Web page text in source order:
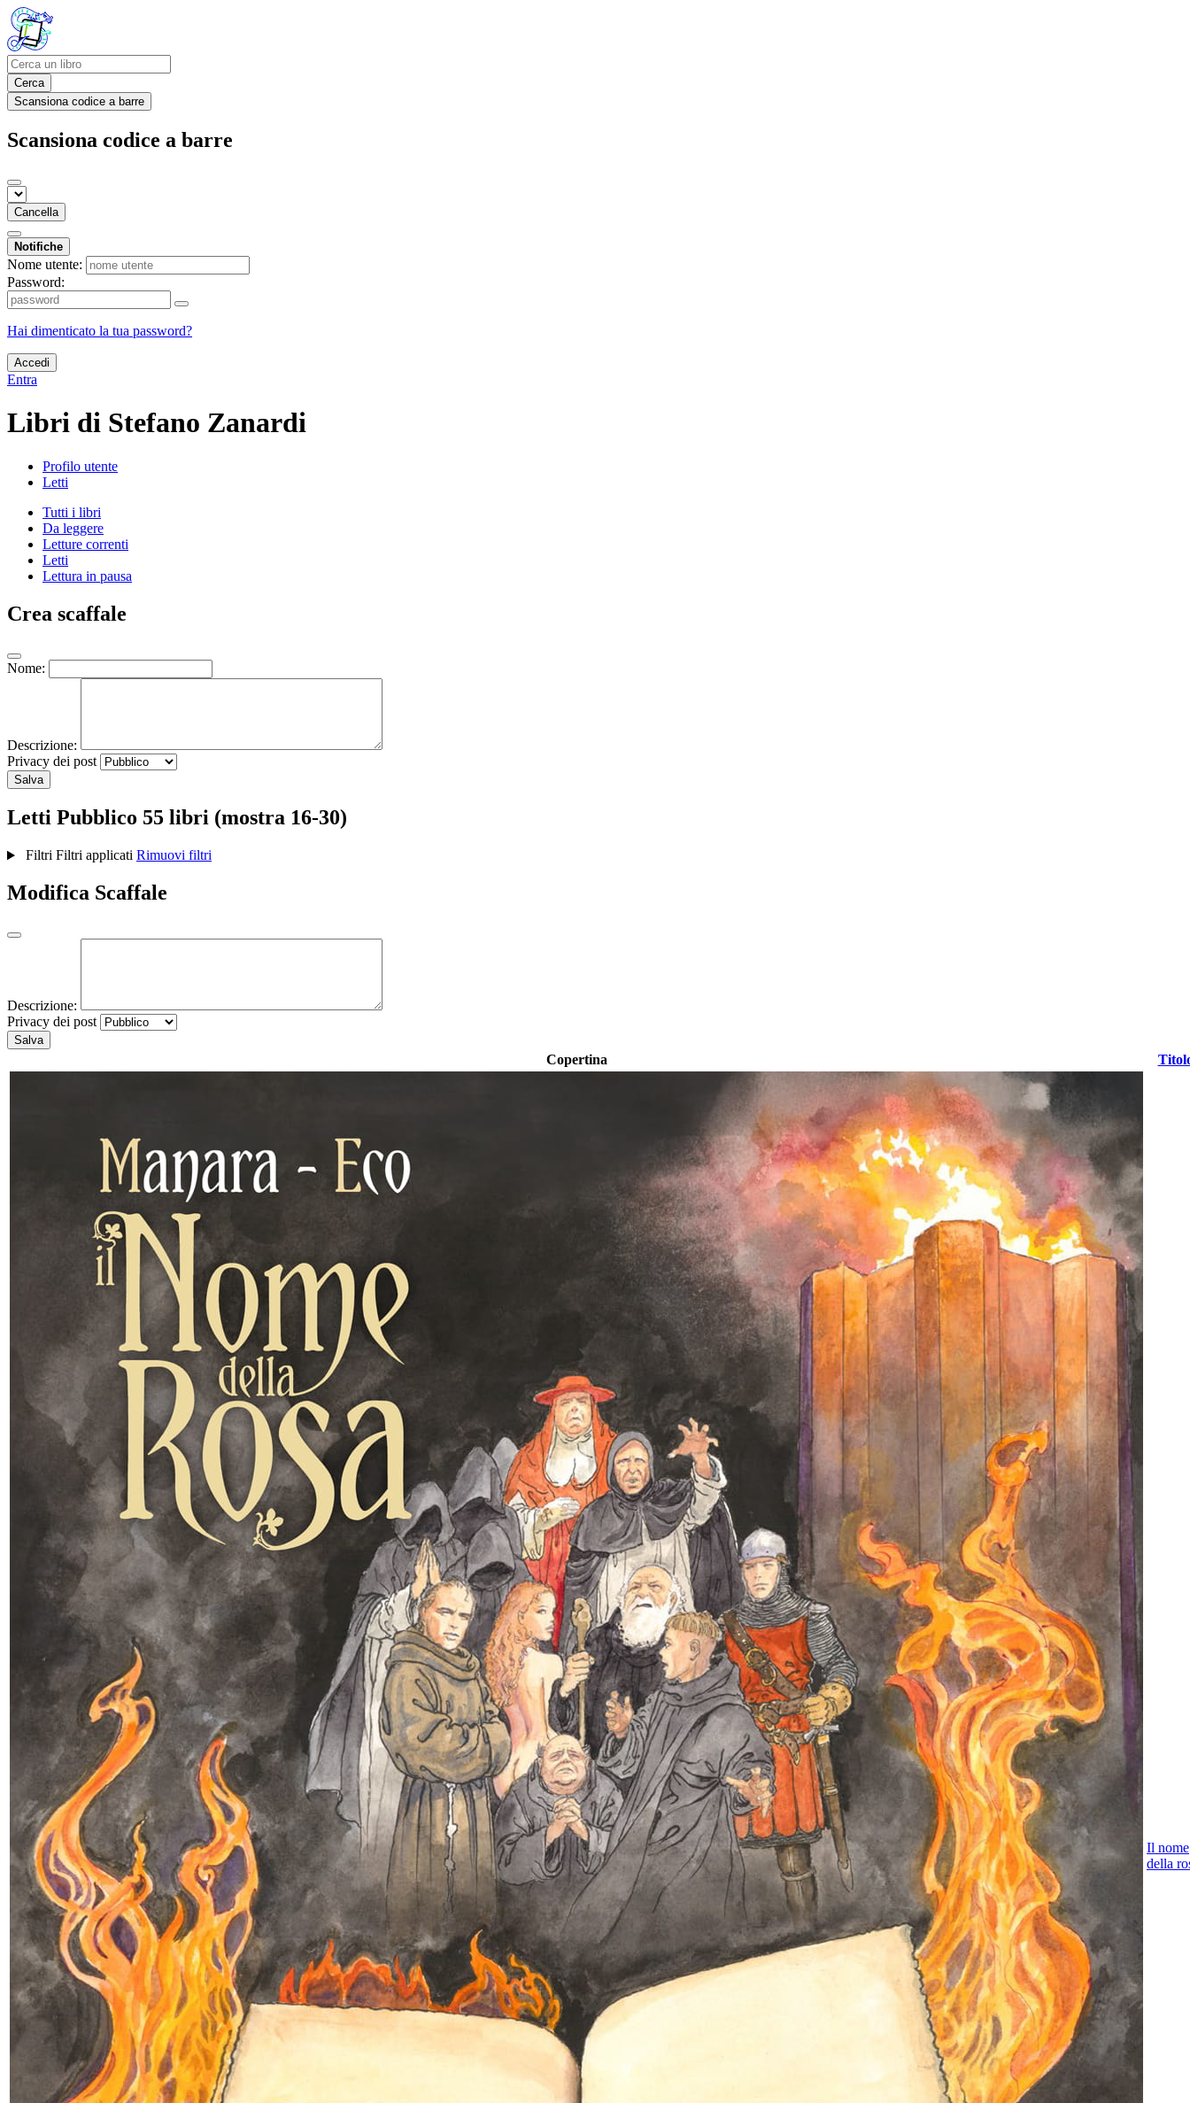
Cerca
Scansiona codice a barre
Scansiona codice a barre
Cancella
Notifiche
Nome utente:
Password:
Hai dimenticato la tua password?
Accedi
Entra
Libri di Stefano Zanardi
Profilo utente
Letti
Tutti i libri
Da leggere
Letture correnti
Letti
Lettura in pausa
Crea scaffale
Nome:
Descrizione:
Privacy dei post
Salva
Letti Pubblico 55 libri (mostra 16-30)
Filtri Filtri applicati Rimuovi filtri
Modifica Scaffale
Descrizione:
Privacy dei post
Salva
Copertina
Il nome
della